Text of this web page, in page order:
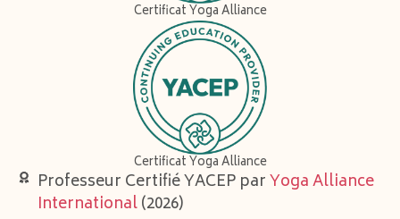
Certificat Yoga Alliance
Certificat Yoga Alliance
Professeur Certifié YACEP parYoga Alliance
International(2026)